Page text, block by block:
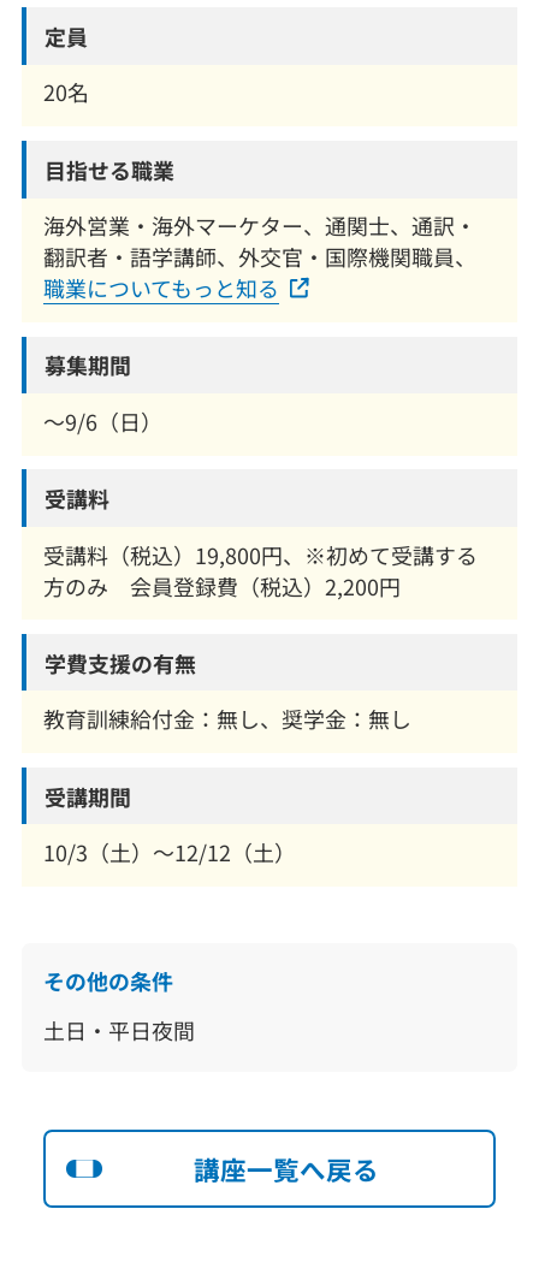
定員
20名
目指せる職業
海外営業・海外マーケター、通関士、通訳・
翻訳者・語学講師、外交官・国際機関職員、
職業についてもっと知る
募集期間
～9/6（日）
受講料
受講料（税込）19,800円、※初めて受講する
方のみ 会員登録費（税込）2,200円
学費支援の有無
教育訓練給付金：無し、奨学金：無し
受講期間
10/3（土）～12/12（土）
その他の条件
土日・平日夜間
講座一覧へ戻る